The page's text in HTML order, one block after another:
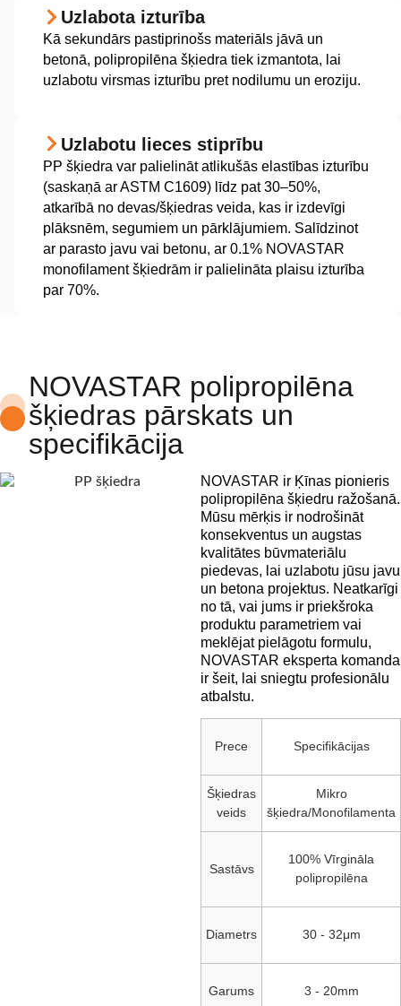
Uzlabota izturība
Kā sekundārs pastiprinošs materiāls jāvā un
betonā, polipropilēna šķiedra tiek izmantota, lai
uzlabotu virsmas izturību pret nodilumu un eroziju.
Uzlabotu lieces stiprību
PP šķiedra var palielināt atlikušās elastības izturību
(saskaņā ar ASTM C1609) līdz pat 30–50%,
atkarībā no devas/šķiedras veida, kas ir izdevīgi
plāksnēm, segumiem un pārklājumiem. Salīdzinot
ar parasto javu vai betonu, ar 0.1% NOVASTAR
monofilament šķiedrām ir palielināta plaisu izturība
par 70%.
NOVASTAR polipropilēna
šķiedras pārskats un
specifikācija
NOVASTAR ir Ķīnas pionieris
polipropilēna šķiedru ražošanā.
Mūsu mērķis ir nodrošināt
konsekventus un augstas
kvalitātes būvmateriālu
piedevas, lai uzlabotu jūsu javu
un betona projektus. Neatkarīgi
no tā, vai jums ir priekšroka
produktu parametriem vai
meklējat pielāgotu formulu,
NOVASTAR eksperta komanda
ir šeit, lai sniegtu profesionālu
atbalstu.
Prece Specifikācijas
Šķiedras
veids
Mikro
šķiedra/Monofilamenta
Sastāvs
100% Vīrgināla
polipropilēna
Diametrs 30 - 32μm
Garums 3 - 20mm